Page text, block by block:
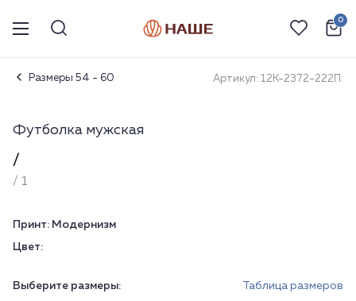
0
Размеры 54 - 60 Артикул: 12К-2372-222П.
Футболка мужская
/
/ 1
Принт: Модернизм
Цвет:
Выберите размеры: Таблица размеров